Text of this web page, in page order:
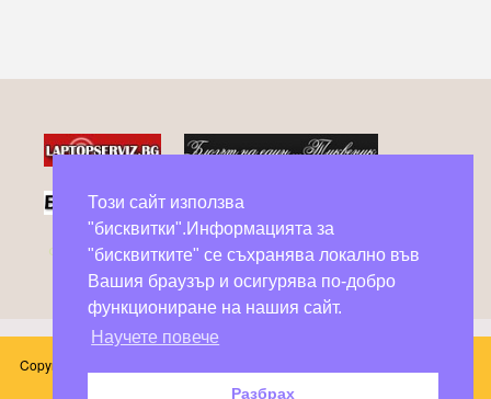
Фейсбук групи в помощ на бездомни животни
Copyright © 2026 Блог Слънчоглед. Всички произведения, публикувани в
този сайт принадлежат на техните автори.
Този сайт използва
"бисквитки".Информацията за
"бисквитките" се съхранява локално във
Вашия браузър и осигурява по-добро
функциониране на нашия сайт.
Научете повече
Разбрах